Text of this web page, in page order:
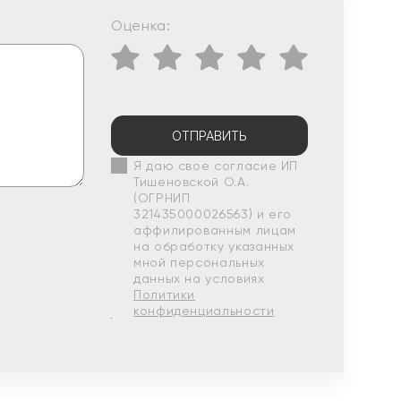
Оценка:
ОТПРАВИТЬ
Я даю свое согласие ИП
Тишеновской О.А.
(ОГРНИП
321435000026563) и его
аффилированным лицам
на обработку указанных
мной персональных
данных на условиях
Политики
конфиденциальности